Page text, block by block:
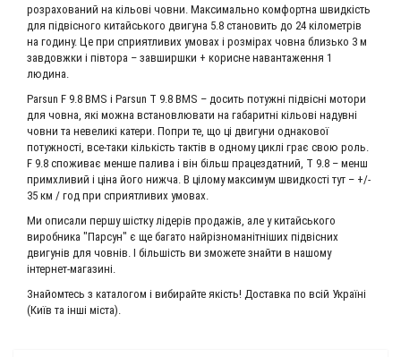
розрахований на кільові човни. Максимально комфортна швидкість
для підвісного китайського двигуна 5.8 становить до 24 кілометрів
на годину. Це при сприятливих умовах і розмірах човна близько 3 м
завдовжки і півтора – завширшки + корисне навантаження 1
людина.
Parsun F 9.8 BMS і Parsun T 9.8 BMS – досить потужні підвісні мотори
для човна, які можна встановлювати на габаритні кільові надувні
човни та невеликі катери. Попри те, що ці двигуни однакової
потужності, все-таки кількість тактів в одному циклі грає свою роль.
F 9.8 споживає менше палива і він більш працездатний, T 9.8 – менш
примхливий і ціна його нижча. В цілому максимум швидкості тут – +/-
35 км / год при сприятливих умовах.
Ми описали першу шістку лідерів продажів, але у китайського
виробника "Парсун" є ще багато найрізноманітніших підвісних
двигунів для човнів. І більшість ви зможете знайти в нашому
інтернет-магазині.
Знайомтесь з каталогом і вибирайте якість! Доставка по всій Україні
(Київ та інші міста).